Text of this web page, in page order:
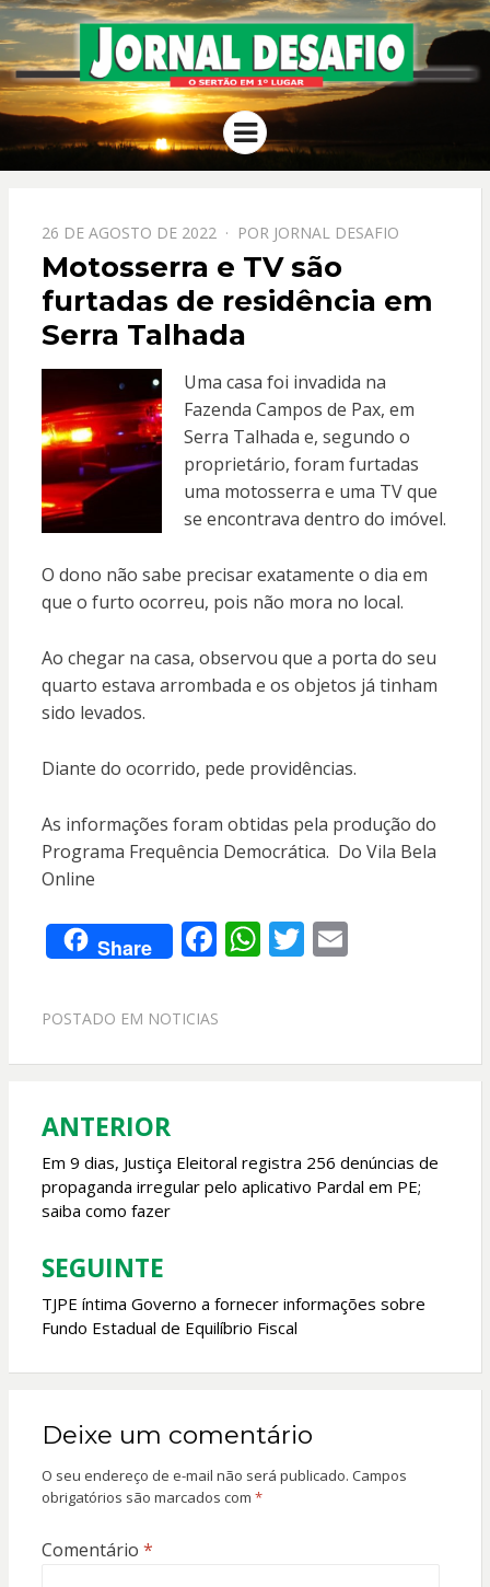
JORNAL
DESAFIO
O Sertão em 1º Lugar
Menu
PPOSTADO
EM
26 DE AGOSTO DE 2022 POR JORNAL DESAFIO
Motosserra e TV são
furtadas de residência em
Serra Talhada
Uma casa foi invadida na
Fazenda Campos de Pax, em
Serra Talhada e, segundo o
proprietário, foram furtadas
uma motosserra e uma TV que
se encontrava dentro do imóvel.
O dono não sabe precisar exatamente o dia em
que o furto ocorreu, pois não mora no local.
Ao chegar na casa, observou que a porta do seu
quarto estava arrombada e os objetos já tinham
sido levados.
Diante do ocorrido, pede providências.
As informações foram obtidas pela produção do
Programa Frequência Democrática. Do Vila Bela
Online
Share F
e
o
k
W
A
p
T E
POSTADO EM NOTICIAS
Navegação
de
Post
ANTERIOR
Em 9 dias, Justiça Eleitoral registra 256 denúncias de
propaganda irregular pelo aplicativo Pardal em PE;
saiba como fazer
SEGUINTE
TJPE íntima Governo a fornecer informações sobre
Fundo Estadual de Equilíbrio Fiscal
Deixe um comentário
O seu endereço de e-mail não será publicado. Campos
obrigatórios são marcados com *
Comentário *